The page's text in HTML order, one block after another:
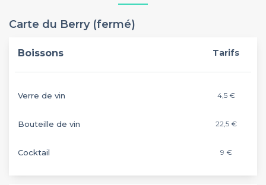
Carte du Berry (fermé)
Boissons Tarifs
Verre de vin 4,5 €
Bouteille de vin 22,5 €
Cocktail 9 €